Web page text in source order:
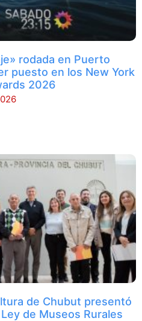
rodada en Puerto
puesto en los New York
2026
de Chubut presentó
de Museos Rurales